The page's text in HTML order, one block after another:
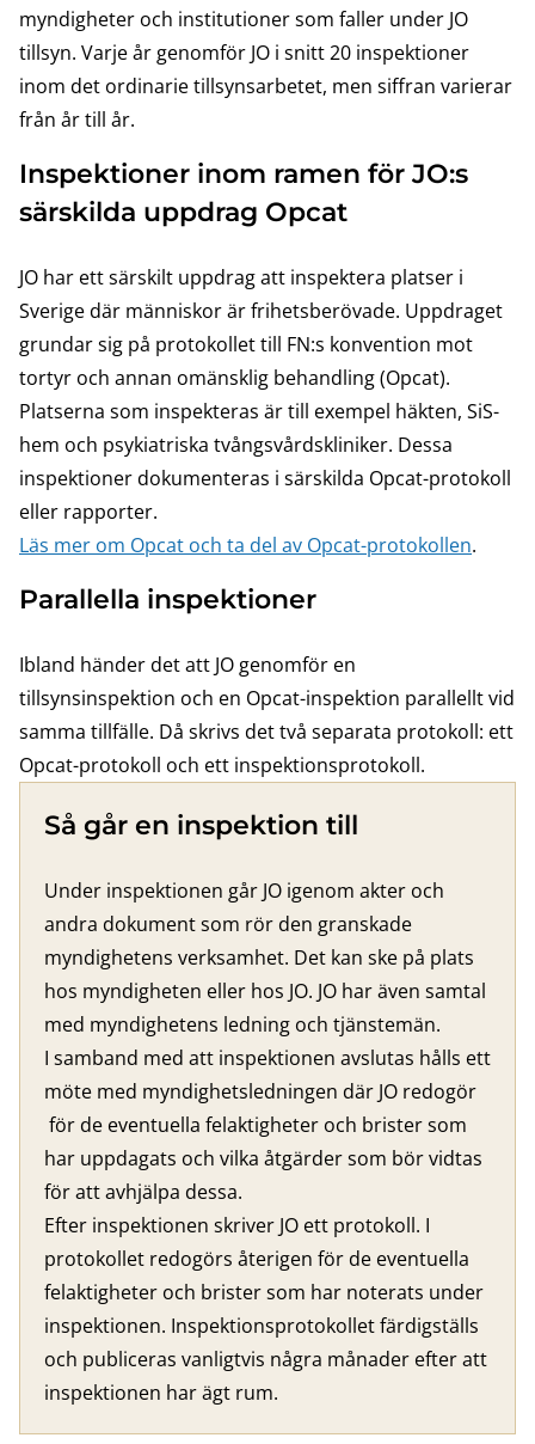
myndigheter och institutioner som faller under JO
tillsyn. Varje år genomför JO i snitt 20 inspektioner
inom det ordinarie tillsynsarbetet, men siffran varierar
från år till år.
Inspektioner inom ramen för JO:s
särskilda uppdrag Opcat
JO har ett särskilt uppdrag att inspektera platser i
Sverige där människor är frihetsberövade. Uppdraget
grundar sig på protokollet till FN:s konvention mot
tortyr och annan omänsklig behandling (Opcat).
Platserna som inspekteras är till exempel häkten, SiS-
hem och psykiatriska tvångsvårdskliniker. Dessa
inspektioner dokumenteras i särskilda Opcat-protokoll
eller rapporter.
Läs mer om Opcat och ta del av Opcat-protokollen.
Parallella inspektioner
Ibland händer det att JO genomför en
tillsynsinspektion och en Opcat-inspektion parallellt vid
samma tillfälle. Då skrivs det två separata protokoll: ett
Opcat-protokoll och ett inspektionsprotokoll.
Så går en inspektion till
Under inspektionen går JO igenom akter och
andra dokument som rör den granskade
myndighetens verksamhet. Det kan ske på plats
hos myndigheten eller hos JO. JO har även samtal
med myndighetens ledning och tjänstemän.
I samband med att inspektionen avslutas hålls ett
möte med myndighetsledningen där JO redogör
för de eventuella felaktigheter och brister som
har uppdagats och vilka åtgärder som bör vidtas
för att avhjälpa dessa.
Efter inspektionen skriver JO ett protokoll. I
protokollet redogörs återigen för de eventuella
felaktigheter och brister som har noterats under
inspektionen. Inspektionsprotokollet färdigställs
och publiceras vanligtvis några månader efter att
inspektionen har ägt rum.